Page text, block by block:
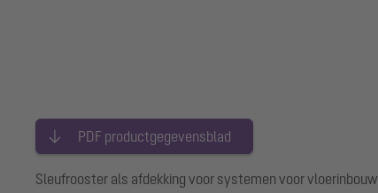
PDF productgegevensblad
Sleufrooster als afdekking voor systemen voor vloerinbouw